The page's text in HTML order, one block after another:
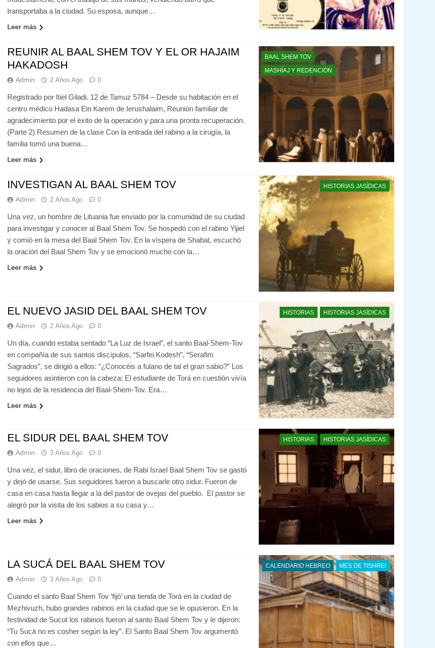
transportaba a la ciudad. Su esposa, aunque…
Leer más
BAAL SHEM TOV
MASHÍAJ Y REDENCIÓN
REUNIR AL BAAL SHEM TOV Y EL OR HAJAIM
HAKADOSH
Admin 2 Años Ago 0
Registrado por Itiel Giladi. 12 de Tamuz 5784 – Desde su habitación en el
centro médico Hadasa Ein Karem de Ierushalaim, Reunión familiar de
agradecimiento por el éxito de la operación y para una pronta recuperación.
(Parte 2) Resumen de la clase Con la entrada del rabino a la cirugía, la
familia tomó una buena…
Leer más
HISTORIAS JASÍDICAS
INVESTIGAN AL BAAL SHEM TOV
Admin 2 Años Ago 0
Una vez, un hombre de Lituania fue enviado por la comunidad de su ciudad
para investigar y conocer al Baal Shem Tov. Se hospedó con el rabino Yijiel
y comió en la mesa del Baal Shem Tov. En la víspera de Shabat, escuchó
la oración del Baal Shem Tov y se emocionó mucho con la…
Leer más
HISTORIAS HISTORIAS JASÍDICAS
EL NUEVO JASID DEL BAAL SHEM TOV
Admin 2 Años Ago 0
Un día, cuando estaba sentado “La Luz de Israel”, el santo Baal-Shem-Tov
en compañía de sus santos discípulos, “Sarfei Kodesh”, “Serafim
Sagrados”, se dirigió a ellos: “¿Conocéis a fulano de tal el gran sabio?” Los
seguidores asintieron con la cabeza; El estudiante de Torá en cuestión vivía
no lejos de la residencia del Baal-Shem-Tov. Era…
Leer más
HISTORIAS HISTORIAS JASÍDICAS
EL SIDUR DEL BAAL SHEM TOV
Admin 3 Años Ago 0
Una vez, el sidur, libro de oraciones, de Rabi Israel Baal Shem Tov se gastó
y dejó de usarse. Sus seguidores fueron a buscarle otro sidur. Fueron de
casa en casa hasta llegar a la del pastor de ovejas del pueblo. El pastor se
alegró por la visita de los sabios a su casa y…
Leer más
CALENDARIO HEBREO MES DE TISHREI
LA SUCÁ DEL BAAL SHEM TOV
Admin 3 Años Ago 0
Cuando el santo Baal Shem Tov ‘fijó’ una tienda de Torá en la ciudad de
Mezhivuzh, hubo grandes rabinos en la ciudad que se le opusieron. En la
festividad de Sucot los rabinos fueron al santo Baal Shem Tov y le dijeron:
“Tu Sucá no es cosher según la ley”. El Santo Baal Shem Tov argumentó
con ellos que…